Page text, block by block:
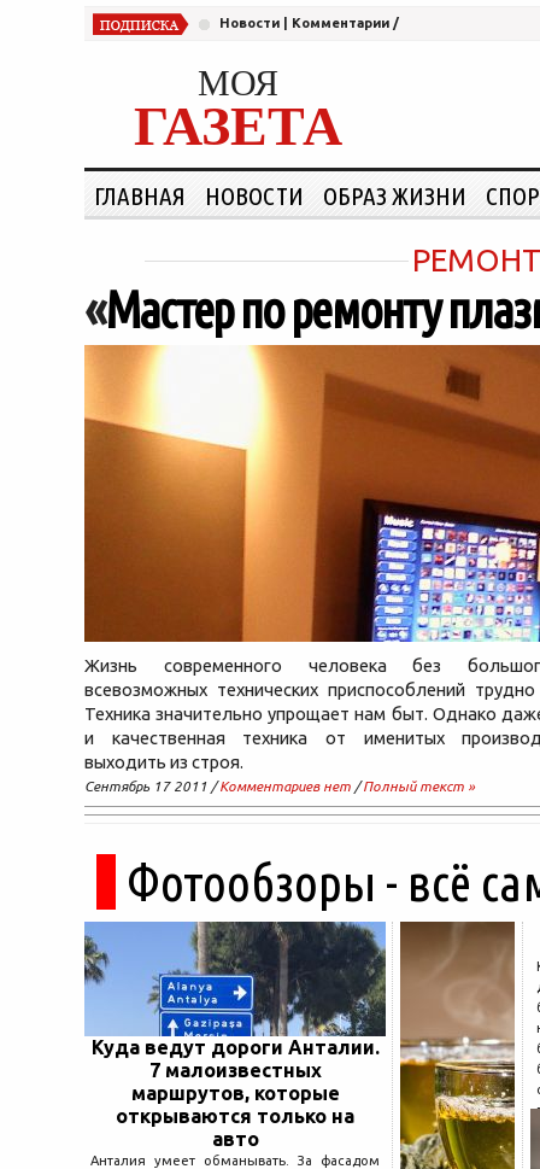
Новости Комментарии /
МОЯ
ГАЗЕТА
ГЛАВНАЯ НОВОСТИ ОБРАЗ ЖИЗНИ
«Мастер по ремонту
Жизнь современного человека без
всевозможных технических приспособлений
Техника значительно упрощает нам быт. Однако
и качественная техника от именитых
выходить из строя.
Сентябрь 17 2011 /Комментариев нет /Полный текст »
Фотообзоры - всё
Куда ведут дороги Анталии.
7 малоизвестных
маршрутов, которые
открываются только на
авто
Анталия умеет обманывать. За фасадом